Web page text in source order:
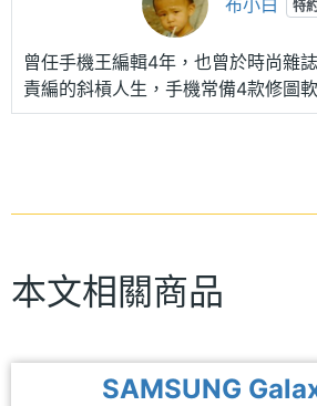
特
曾任手機王編輯4年，也曾於時尚雜
責編的斜槓人生，手機常備4款修圖
本文相關商品
SAMSUNG